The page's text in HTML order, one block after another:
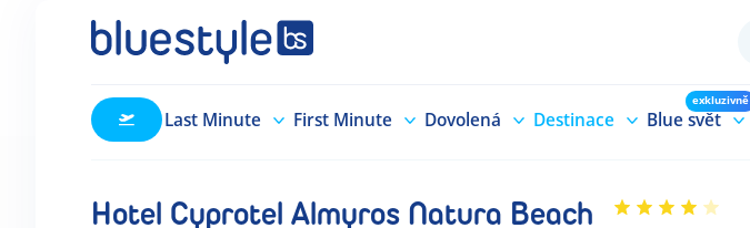
Last Minute First Minute Dovolená Destinace Blue svět
exkluzivně
Hotel Cyprotel Almyros Natura Beach